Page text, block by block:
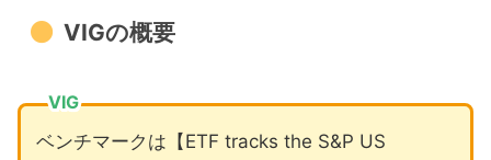
VIGの概要
VIG
ベンチマークは【ETF tracks the S&P US